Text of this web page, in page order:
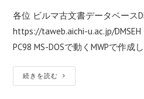
各位 ビルマ古文書データベース
https://taweb.aichi-u.ac.jp/
PC98 MS-DOSで動くMWPで作成
続きを読む